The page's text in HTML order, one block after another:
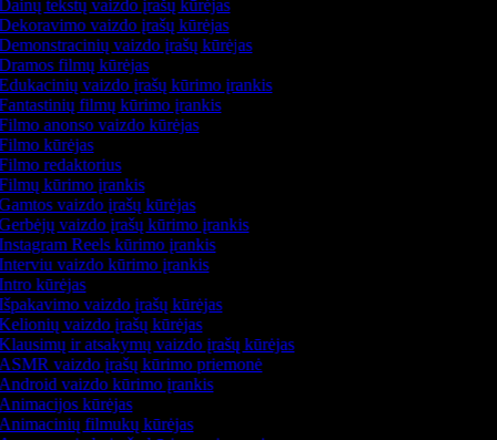
tekstų vaizdo įrašų kūrėjas
vaizdo įrašų kūrėjas
vaizdo įrašų kūrėjas
filmų kūrėjas
vaizdo įrašų kūrimo įrankis
filmų kūrimo įrankis
anonso vaizdo kūrėjas
kūrėjas
redaktorius
kūrimo įrankis
vaizdo įrašų kūrėjas
vaizdo įrašų kūrimo įrankis
Reels kūrimo įrankis
vaizdo kūrimo įrankis
kūrėjas
vaizdo įrašų kūrėjas
vaizdo įrašų kūrėjas
ir atsakymų vaizdo įrašų kūrėjas
vaizdo įrašų kūrimo priemonė
vaizdo kūrimo įrankis
kūrėjas
filmukų kūrėjas